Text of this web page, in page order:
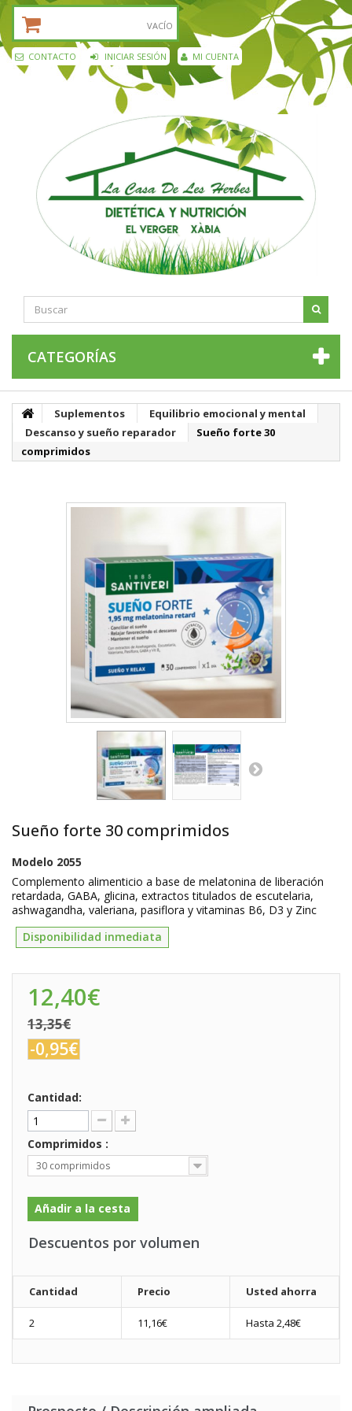
VACÍO
CONTACTO INICIAR SESIÓN MI CUENTA
CATEGORÍAS
Suplementos
Equilibrio emocional y mental
Descanso y sueño reparador
Sueño forte 30
comprimidos
Sueño forte 30 comprimidos
Modelo 2055
Complemento alimenticio a base de melatonina de liberación
retardada, GABA, glicina, extractos titulados de escutelaria,
ashwagandha, valeriana, pasiflora y vitaminas B6, D3 y Zinc
Disponibilidad inmediata
12,40€
13,35€
-0,95€
Cantidad:
Comprimidos :
30 comprimidos
Añadir a la cesta
Descuentos por volumen
Cantidad Precio Usted ahorra
2 11,16€ Hasta 2,48€